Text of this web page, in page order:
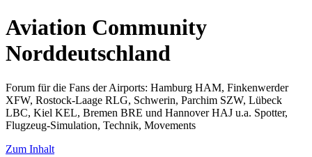
Aviation Community
Norddeutschland
Forum für die Fans der Airports: Hamburg HAM, Finkenwerder
XFW, Rostock-Laage RLG, Schwerin, Parchim SZW, Lübeck
LBC, Kiel KEL, Bremen BRE und Hannover HAJ u.a. Spotter,
Flugzeug-Simulation, Technik, Movements
Zum Inhalt